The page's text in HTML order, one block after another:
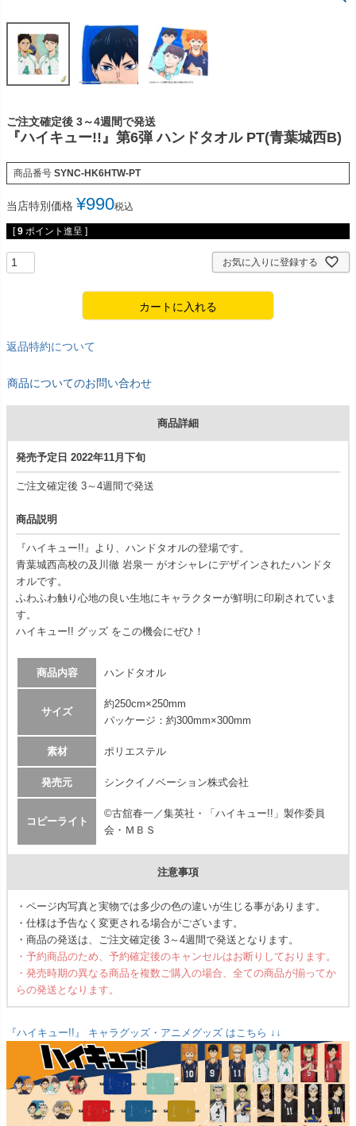
ご注文確定後 3～4週間で発送
『ハイキュー!!』第6弾 ハンドタオル PT(青葉城西B)
商品番号 SYNC-HK6HTW-PT
当店特別価格 ¥990税込
[ 9 ポイント進呈 ]
お気に入りに登録する
カートに入れる
返品特約について
商品についてのお問い合わせ
商品詳細
発売予定日 2022年11月下旬
ご注文確定後 3～4週間で発送
商品説明
『ハイキュー!!』より、ハンドタオルの登場です。
青葉城西高校の及川徹 岩泉一 がオシャレにデザインされたハンドタ
オルです。
ふわふわ触り心地の良い生地にキャラクターが鮮明に印刷されていま
す。
ハイキュー!! グッズ をこの機会にぜひ！
商品内容 ハンドタオル
サイズ
約250cm×250mm
パッケージ：約300mm×300mm
素材 ポリエステル
発売元 シンクイノベーション株式会社
コピーライト
©古舘春一／集英社・「ハイキュー!!」製作委員
会・ＭＢＳ
注意事項
・ページ内写真と実物では多少の色の違いが生じる事があります。
・仕様は予告なく変更される場合がございます。
・商品の発送は、ご注文確定後 3～4週間で発送となります。
・予約商品のため、予約確定後のキャンセルはお断りしております。
・発売時期の異なる商品を複数ご購入の場合、全ての商品が揃ってか
らの発送となります。
『ハイキュー!!』 キャラグッズ・アニメグッズ はこちら ↓↓